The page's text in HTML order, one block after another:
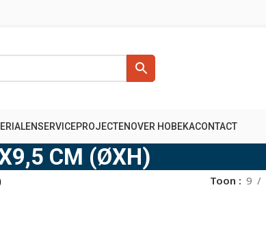
SERVICEPROJECTENOVER HOBEKACONTACT
CM (ØXH)
Toon 9